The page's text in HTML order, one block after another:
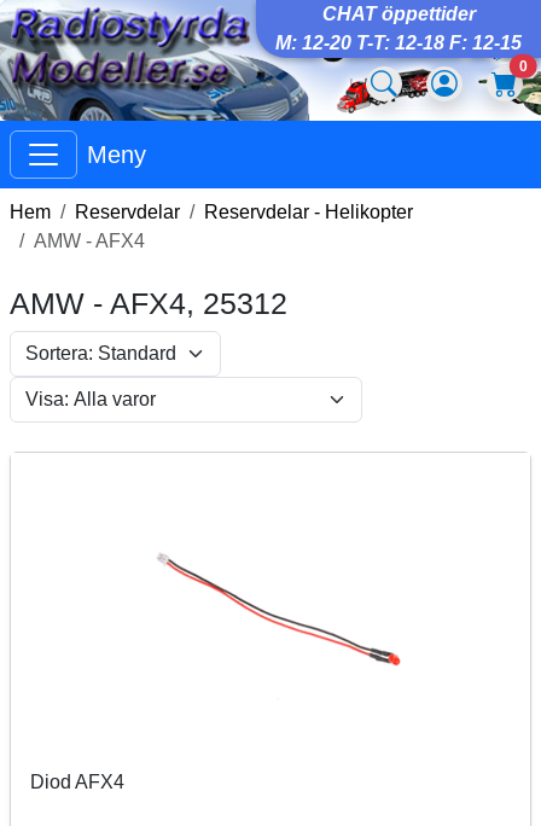
CHAT öppettider
M: 12-20 T-T: 12-18 F: 12-15
0
Meny
Hem Reservdelar
Reservdelar - Helikopter
AMW - AFX4
AMW - AFX4, 25312
Diod AFX4